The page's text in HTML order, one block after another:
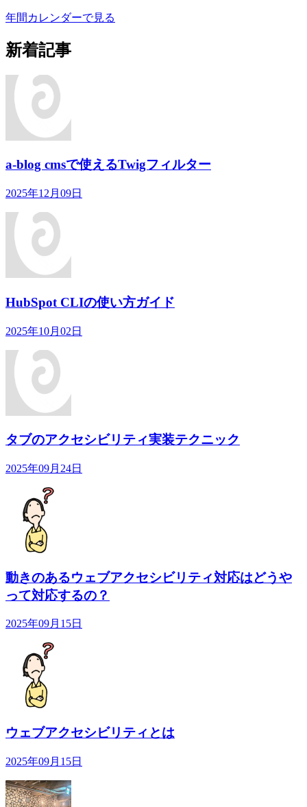
年間カレンダーで見る
新着記事
a-blog cmsで使えるTwigフィルター
2025年12月09日
HubSpot CLIの使い方ガイド
2025年10月02日
タブのアクセシビリティ実装テクニック
2025年09月24日
動きのあるウェブアクセシビリティ対応はどうや
って対応するの？
2025年09月15日
ウェブアクセシビリティとは
2025年09月15日